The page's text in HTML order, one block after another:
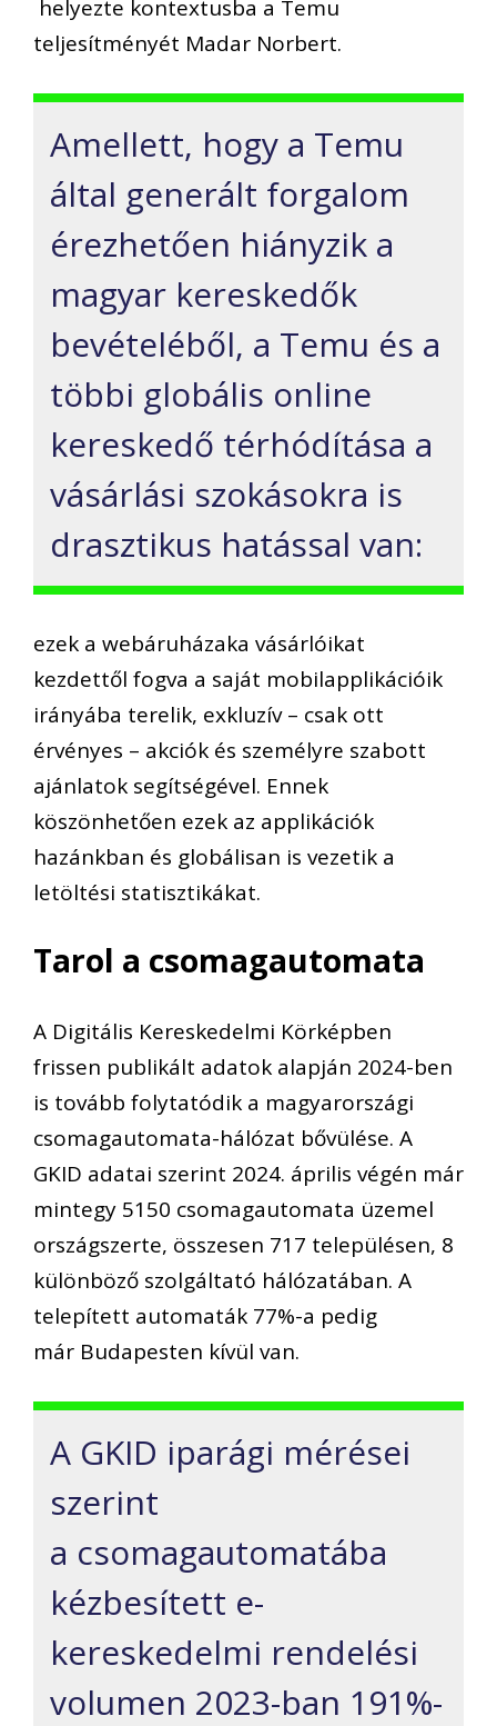
helyezte kontextusba a Temu
teljesítményét Madar Norbert.
Amellett, hogy a Temu
által generált forgalom
érezhetően hiányzik a
magyar kereskedők
bevételéből, a Temu és a
többi globális online
kereskedő térhódítása a
vásárlási szokásokra is
drasztikus hatással van:
ezek a webáruházaka vásárlóikat
kezdettől fogva a saját mobilapplikációik
irányába terelik, exkluzív – csak ott
érvényes – akciók és személyre szabott
ajánlatok segítségével. Ennek
köszönhetően ezek az applikációk
hazánkban és globálisan is vezetik a
letöltési statisztikákat.
Tarol a csomagautomata
A Digitális Kereskedelmi Körképben
frissen publikált adatok alapján 2024-ben
is tovább folytatódik a magyarországi
csomagautomata-hálózat bővülése. A
GKID adatai szerint 2024. április végén már
mintegy 5150 csomagautomata üzemel
országszerte, összesen 717 településen, 8
különböző szolgáltató hálózatában. A
telepített automaták 77%-a pedig
már Budapesten kívül van.
A GKID iparági mérései
szerint
a csomagautomatába
kézbesített e-
kereskedelmi rendelési
volumen 2023-ban 191%-